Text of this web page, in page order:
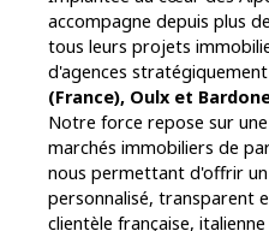
accompagne depuis plus de
tous leurs projets
d'agences
(France), Oulx et
Notre force repose sur
marchés immobiliers de
nous permettant d'offrir
personnalisé, transparent
clientèle française,